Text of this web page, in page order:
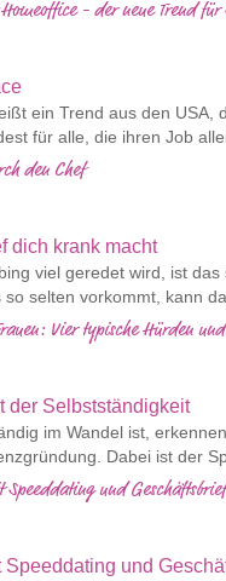
- der neue Trend für
ein Trend aus den USA,
für alle, die ihren Job
den Chef
viel geredet wird, ist
selten vorkommt, kann
Vier typische Hürden
im Wandel ist,
Dabei ist der
und